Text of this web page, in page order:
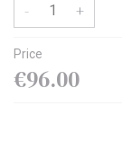
- +
Price
€96.00